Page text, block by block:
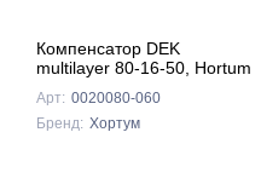
Компенсатор DEK
multilayer 80-16-50, Hortum
Арт: 0020080-060
Бренд: Хортум